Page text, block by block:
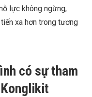
lực không ngừng,
xa hơn trong tương
có sự tham